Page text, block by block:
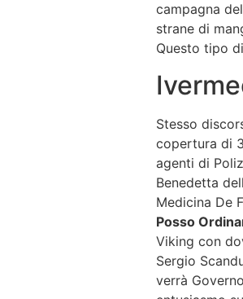
campagna
strane di
Questo tipo
Stesso
copertura di
agenti di
Benedetta
Medicina De
Posso
Viking con
Sergio
verrà